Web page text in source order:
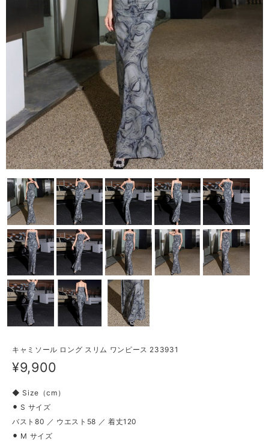
キャミソール ロング スリム ワンピース 233931
¥9,900
◆ Size（cm）
⚫︎ S サイズ
バスト80 ／ ウエスト58 ／ 着丈120
⚫︎ M サイズ